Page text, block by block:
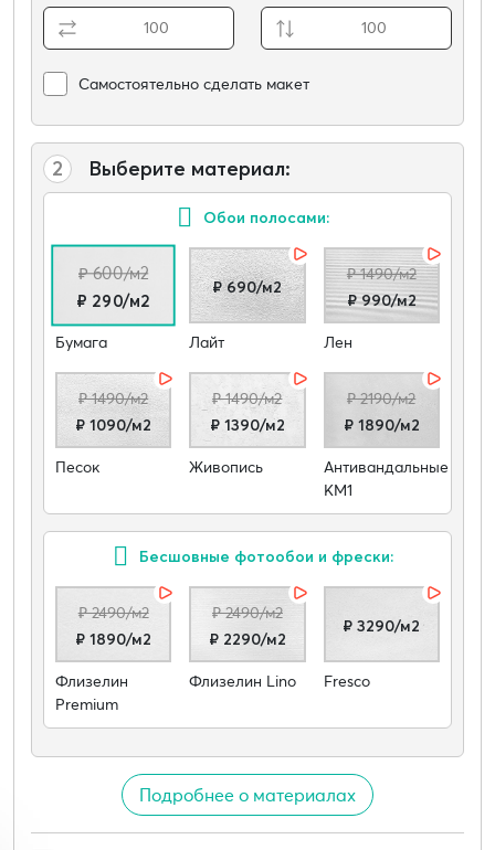
Самостоятельно сделать макет
2 Выберите материал:
Обои полосами:
₽ 600/м2
₽ 290/м2
Бумага
₽ 690/м2
Лайт
₽ 1490/м2
₽ 990/м2
Лен
₽ 1490/м2
₽ 1090/м2
Песок
₽ 1490/м2
₽ 1390/м2
Живопись
₽ 2190/м2
₽ 1890/м2
Антивандальные
КМ1
Бесшовные фотообои и фрески:
₽ 2490/м2
₽ 1890/м2
Флизелин
Premium
₽ 2490/м2
₽ 2290/м2
Флизелин Lino
₽ 3290/м2
Fresco
Подробнее о материалах